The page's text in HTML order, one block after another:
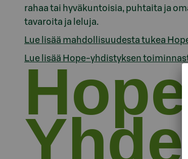
rahaa tai hyväkuntoisia, puhtaita ja
tavaroita ja leluja.
Lue lisää mahdollisuudesta tukea
Lue lisää Hope-yhdistyksen
Hope